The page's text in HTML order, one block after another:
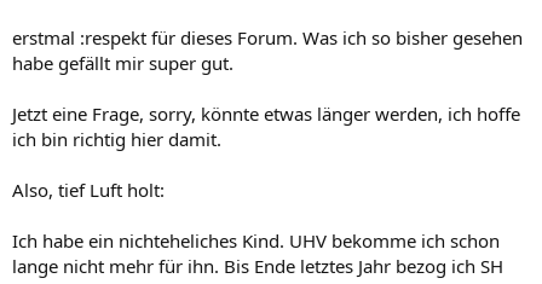
erstmal :respekt für dieses Forum. Was ich so bisher gesehen
habe gefällt mir super gut.
Jetzt eine Frage, sorry, könnte etwas länger werden, ich hoffe
ich bin richtig hier damit.
Also, tief Luft holt:
Ich habe ein nichteheliches Kind. UHV bekomme ich schon
lange nicht mehr für ihn. Bis Ende letztes Jahr bezog ich SH